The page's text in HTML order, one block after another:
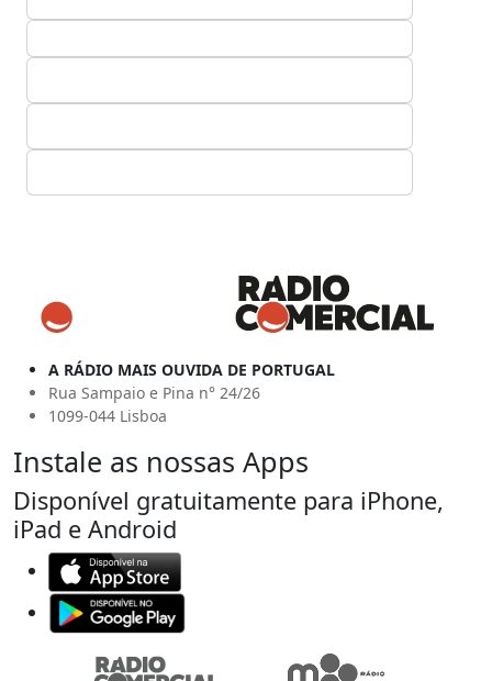
A RÁDIO MAIS OUVIDA DE PORTUGAL
Rua Sampaio e Pina n° 24/26
1099-044 Lisboa
Instale as nossas Apps
Disponível gratuitamente para iPhone,
iPad e Android